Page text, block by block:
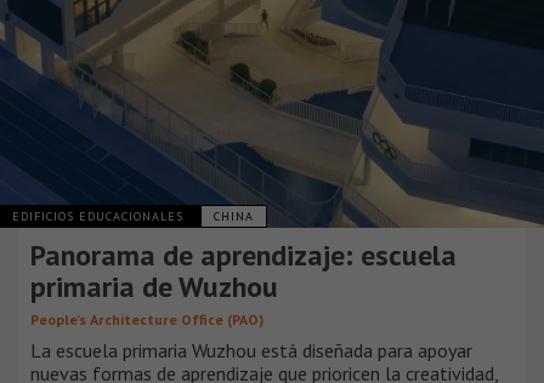
EDIFICIOS EDUCACIONALES CHINA
Panorama de aprendizaje: escuela
primaria de Wuzhou
People’s Architecture Office (PAO)
La escuela primaria Wuzhou está diseñada para apoyar
nuevas formas de aprendizaje que prioricen la creatividad,